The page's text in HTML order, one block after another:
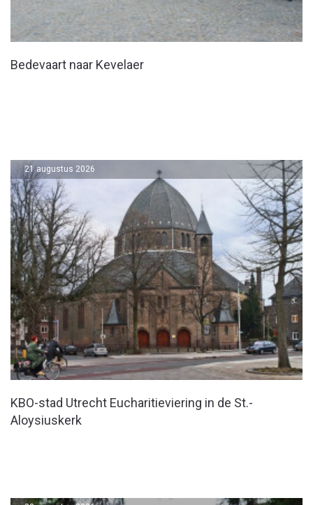
Bedevaart naar Kevelaer
KBO-stad Utrecht Eucharitieviering in de St.-
Aloysiuskerk
21 augustus 2026